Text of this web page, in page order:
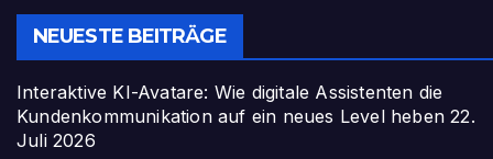
NEUESTE BEITRÄGE
Interaktive KI-Avatare: Wie digitale Assistenten die
Kundenkommunikation auf ein neues Level heben 22.
Juli 2026